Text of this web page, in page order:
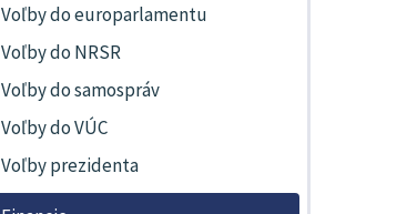
Voľby do europarlamentu
Voľby do NRSR
Voľby do samospráv
Voľby do VÚC
Voľby prezidenta